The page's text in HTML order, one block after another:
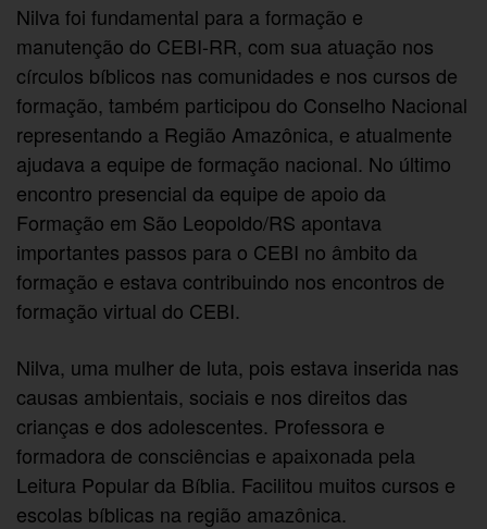
Nilva foi fundamental para a formação e
manutenção do CEBI-RR, com sua atuação nos
círculos bíblicos nas comunidades e nos cursos de
formação, também participou do Conselho Nacional
representando a Região Amazônica, e atualmente
ajudava a equipe de formação nacional. No último
encontro presencial da equipe de apoio da
Formação em São Leopoldo/RS apontava
importantes passos para o CEBI no âmbito da
formação e estava contribuindo nos encontros de
formação virtual do CEBI.
Nilva, uma mulher de luta, pois estava inserida nas
causas ambientais, sociais e nos direitos das
crianças e dos adolescentes. Professora e
formadora de consciências e apaixonada pela
Leitura Popular da Bíblia. Facilitou muitos cursos e
escolas bíblicas na região amazônica.